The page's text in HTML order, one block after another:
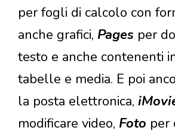
per fogli di calcolo con
anche grafici, Pages per
testo e anche contenenti
tabelle e media. E poi
la posta elettronica,
modificare video, Foto per